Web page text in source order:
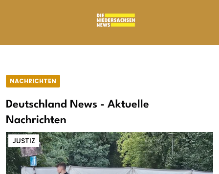
NACHRICHTEN
Deutschland News - Aktuelle
Nachrichten
JUSTIZ